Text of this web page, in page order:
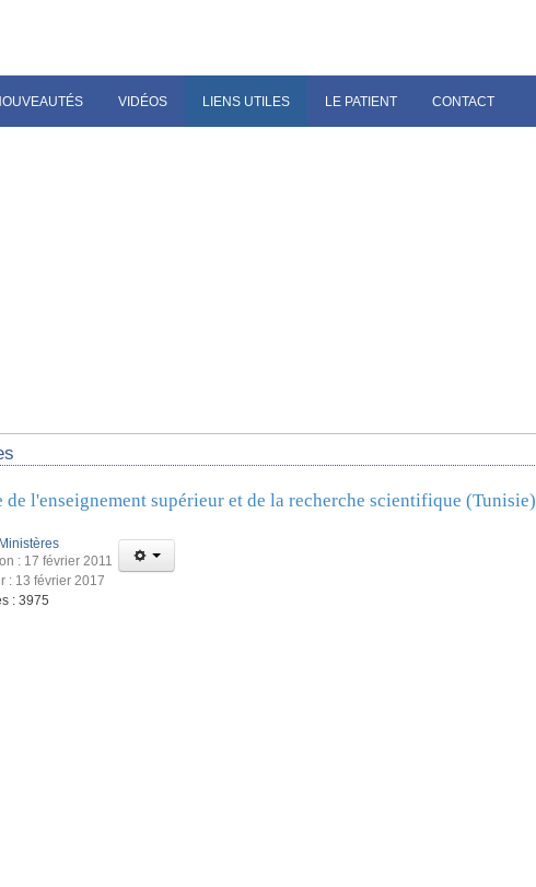
VIDÉOS LIENS UTILES LE PATIENT CONTACT
l'enseignement supérieur et de la recherche scientifique (Tunisie)
Ministères
: 17 février 2011
: 13 février 2017
: 3975